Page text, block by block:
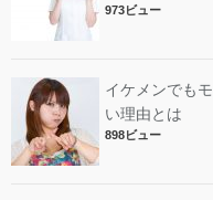
973ビュー
イケメンでも
い理由とは
898ビュー